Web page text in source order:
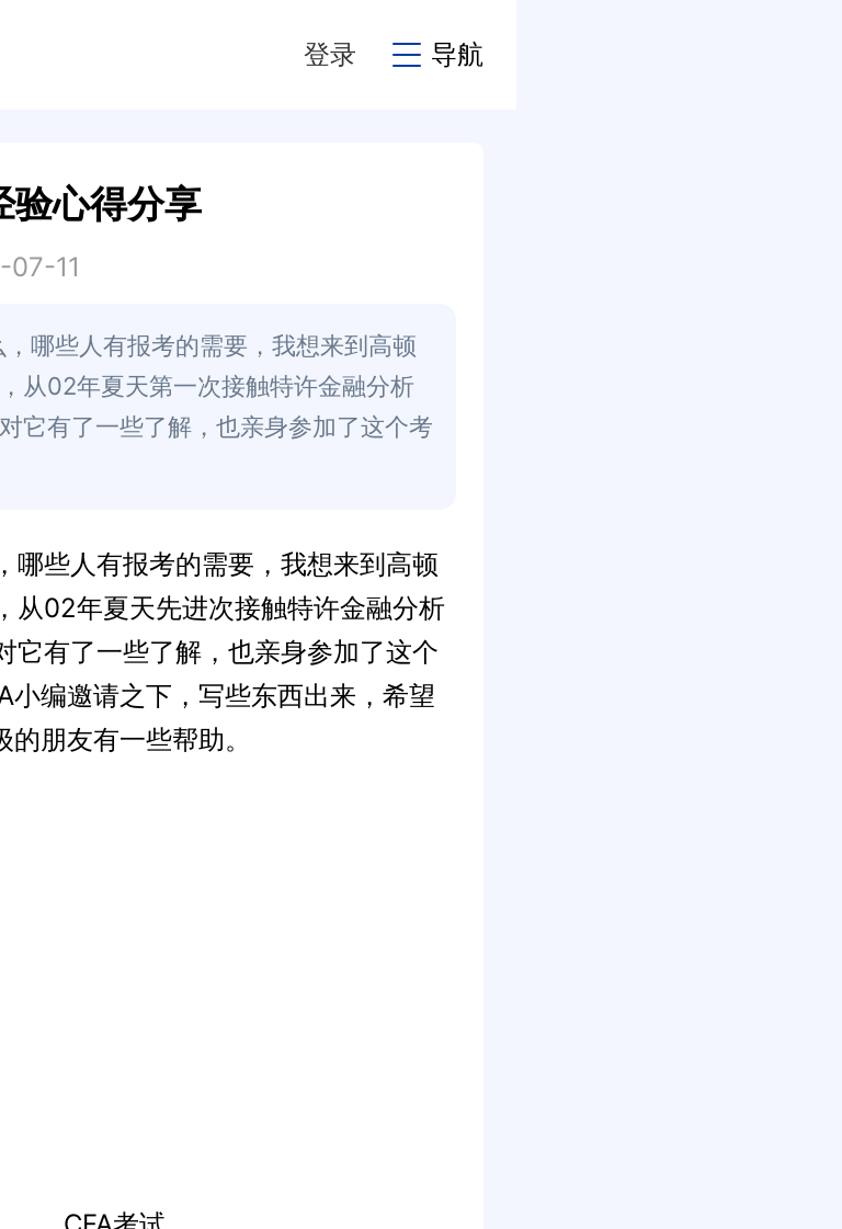
登录 导航
验心得分享
07-11
，哪些人有报考的需要，我想来到高顿
从02年夏天第一次接触特许金融分析
它有了一些了解，也亲身参加了这个考
哪些人有报考的需要，我想来到高顿
从02年夏天先进次接触特许金融分析
它有了一些了解，也亲身参加了这个
小编邀请之下，写些东西出来，希望
朋友有一些帮助。